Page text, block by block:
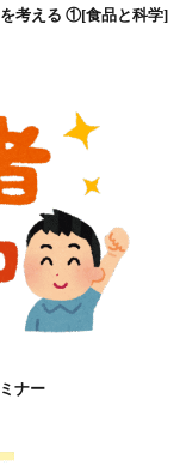
考える ①[食品と科学]
ナー